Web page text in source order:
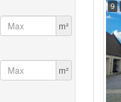
m²
m²
9